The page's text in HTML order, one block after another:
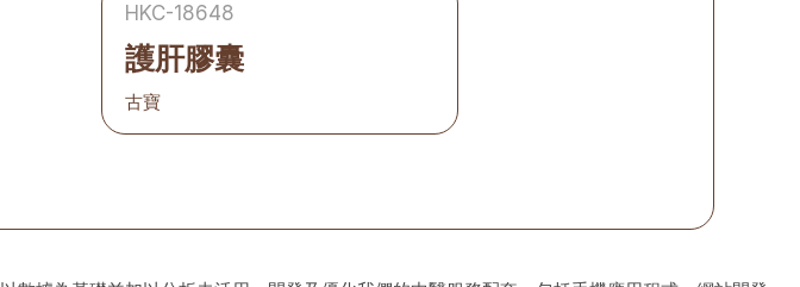
HKC-18648
護肝膠囊
古寶